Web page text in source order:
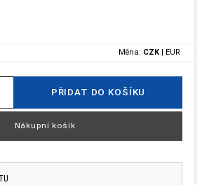
Měna: CZK | EUR
PŘIDAT DO KOŠÍKU
Nákupní košík